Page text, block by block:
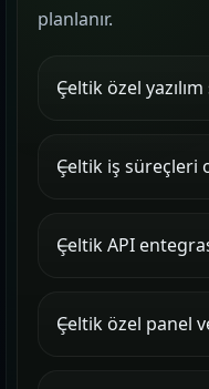
planlanır.
Çeltik özel
Çeltik iş süreçleri
Çeltik API
Çeltik özel panel